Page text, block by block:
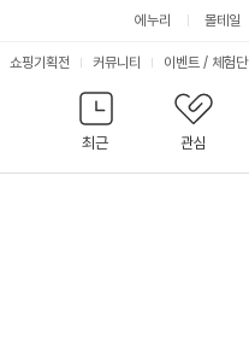
에누리 몰테일
최근
관심
쇼핑기획전 커뮤니티 이벤트 / 체험단